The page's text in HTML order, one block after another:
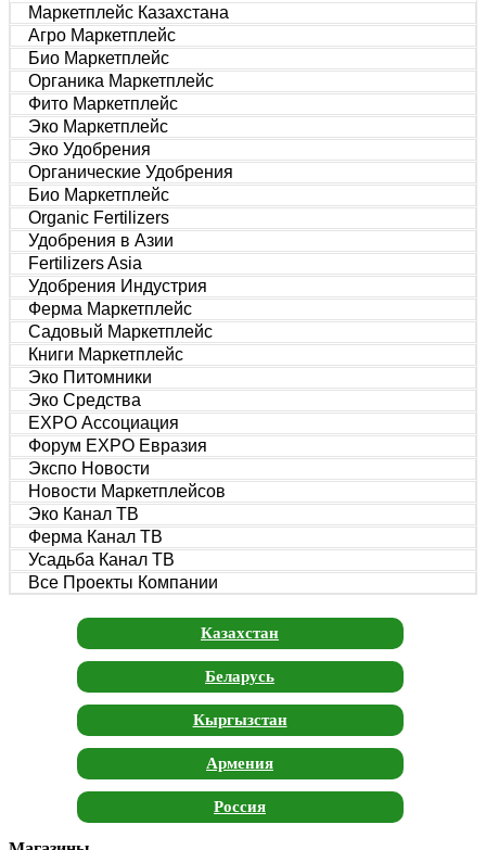
Маркетплейс Казахстана
Агро Маркетплейс
Био Маркетплейс
Органика Маркетплейс
Фито Маркетплейс
Эко Маркетплейс
Эко Удобрения
Органические Удобрения
Био Маркетплейс
Organic Fertilizers
Удобрения в Азии
Fertilizers Asia
Удобрения Индустрия
Ферма Маркетплейс
Садовый Маркетплейс
Книги Маркетплейс
Эко Питомники
Эко Средства
EXPO Ассоциация
Форум EXPO Евразия
Экспо Новости
Новости Маркетплейсов
Эко Канал ТВ
Ферма Канал ТВ
Усадьба Канал ТВ
Все Проекты Компании
Казахстан
Беларусь
Кыргызстан
Армения
Россия